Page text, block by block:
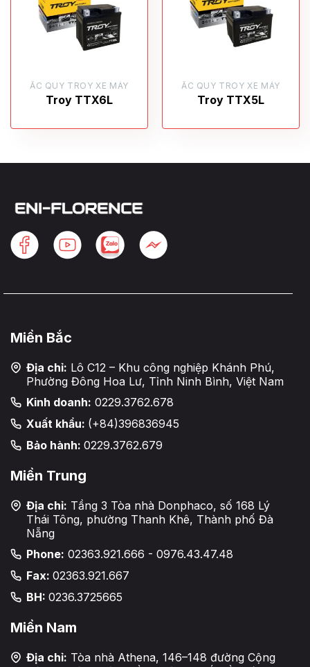
ẮC QUY TROY XE MÁY
Troy TTX6L
ẮC QUY TROY XE MÁY
Troy TTX5L
Miền Bắc
Địa chỉ: Lô C12 – Khu công nghiệp Khánh Phú,
Phường Đông Hoa Lư, Tỉnh Ninh Bình, Việt Nam
Kinh doanh: 0229.3762.678
Xuất khẩu: (+84)396836945
Bảo hành: 0229.3762.679
Miền Trung
Địa chỉ: Tầng 3 Tòa nhà Donphaco, số 168 Lý
Thái Tông, phường Thanh Khê, Thành phố Đà
Nẵng
Phone: 02363.921.666 - 0976.43.47.48
Fax: 02363.921.667
BH: 0236.3725665
Miền Nam
Địa chỉ: Tòa nhà Athena, 146–148 đường Cộng